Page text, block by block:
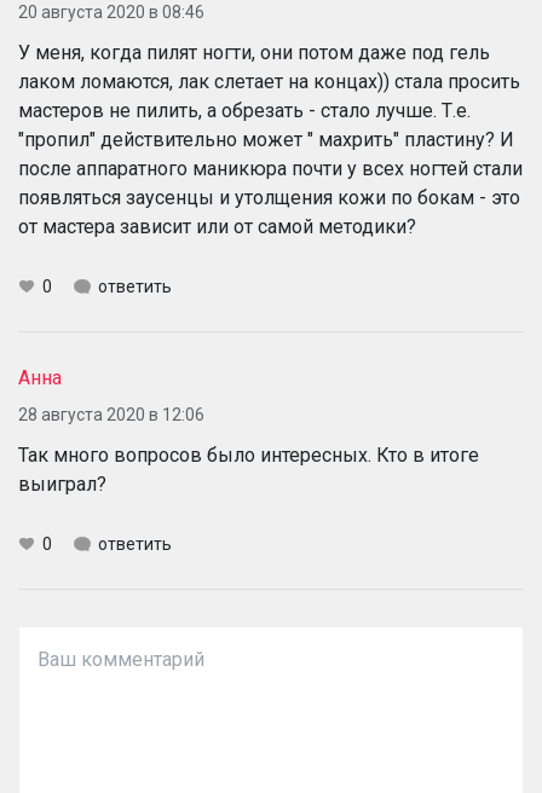
20 августа 2020 в 08:46
У меня, когда пилят ногти, они потом даже под гель
лаком ломаются, лак слетает на концах)) стала просить
мастеров не пилить, а обрезать - стало лучше. Т.е.
"пропил" действительно может " махрить" пластину? И
после аппаратного маникюра почти у всех ногтей стали
появляться заусенцы и утолщения кожи по бокам - это
от мастера зависит или от самой методики?
0 ответить
Анна
28 августа 2020 в 12:06
Так много вопросов было интересных. Кто в итоге
выиграл?
0 ответить